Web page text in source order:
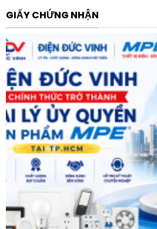
máy chỉ 55mm, thiết bị này có
ngang với dòng aptomat bảo vệ
Frame 3. Sự đồng bộ hoàn hảo
dễ dàng tích hợp và lắp đặt sát
side) trên thanh DIN rail hoặc
gian tủ điện một cách tối đa và
có chiều sâu hạn chế từ 200mm.
Công nghệ EverLink và đầu nối
Schneider Electric đã tích hợp
quyền vào các terminal động lực
chế này đảm bảo duy trì áp lực
liên tục theo thời gian, ngăn
dây do rung lắc chấn động. Kết
khiển dạng lò xo, thiết bị hoàn
GIẤY CHỨNG NHẬN